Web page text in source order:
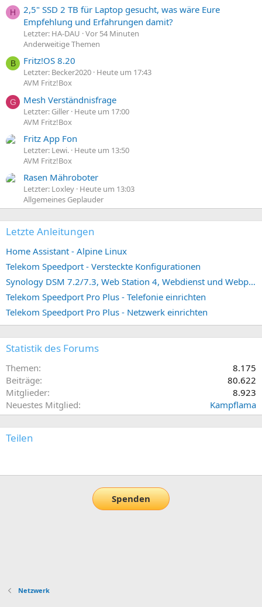
H
2,5" SSD 2 TB für Laptop gesucht, was wäre Eure
Empfehlung und Erfahrungen damit?
Letzter: HA-DAU Vor 54 Minuten
Anderweitige Themen
B Fritz!OS 8.20
Letzter: Becker2020 Heute um 17:43
AVM Fritz!Box
G Mesh Verständnisfrage
Letzter: Giller Heute um 17:00
AVM Fritz!Box
Fritz App Fon
Letzter: Lewi. Heute um 13:50
AVM Fritz!Box
Rasen Mähroboter
Letzter: Loxley Heute um 13:03
Allgemeines Geplauder
Letzte Anleitungen
Home Assistant - Alpine Linux
Telekom Speedport - Versteckte Konfigurationen
Synology DSM 7.2/7.3, Web Station 4, Webdienst und Webportal erstellen (ehemals vHost)
Telekom Speedport Pro Plus - Telefonie einrichten
Telekom Speedport Pro Plus - Netzwerk einrichten
Statistik des Forums
Themen
8.175
Beiträge
80.622
Mitglieder
8.923
Neuestes Mitglied
Kampflama
Teilen
Spenden
Netzwerk